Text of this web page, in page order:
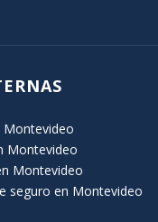
Montevideo
Montevideo
Montevideo
seguro en Montevideo